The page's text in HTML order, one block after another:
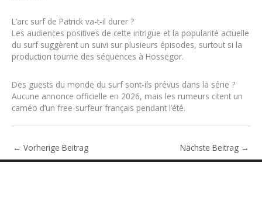
L’arc surf de Patrick va-t-il durer ?
Les audiences positives de cette intrigue et la popularité actuelle
du surf suggèrent un suivi sur plusieurs épisodes, surtout si la
production tourne des séquences à Hossegor.
Des guests du monde du surf sont-ils prévus dans la série ?
Aucune annonce officielle en 2026, mais les rumeurs citent un
caméo d’un free-surfeur français pendant l’été.
← Vorherige Beitrag Nächste Beitrag →